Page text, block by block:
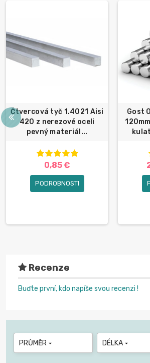
Čtvercová tyč 1.4021 Aisi
420 z nerezové oceli
pevný materiál...
0,85 €
PODROBNOSTI
Gost
Recenze
Buďte první, kdo napíše svou recenzi !
PRŮMĚR  DÉLKA 